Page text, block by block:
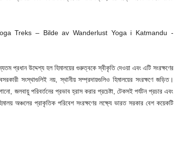
প্রধান উদ্দেশ্য হল হিমালয়ের গুরুত্বকে স্বীকৃতি দেওয়া এবং এটি সংরক্ষণের
সংস্থাগুলিই নয়, স্থানীয় সম্প্রদায়গুলিও হিমালয়ের সংরক্ষণে জড়িত।
জলবায়ু পরিবর্তনের প্রভাব হ্রাস করার প্রচেষ্টা, টেকসই পর্যটন প্রচার এবং
অঞ্চলের প্রাকৃতিক পরিবেশ সংরক্ষণের লক্ষ্যে ভারত সরকার বেশ কয়েকটি